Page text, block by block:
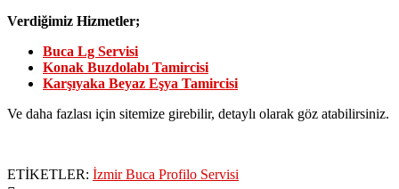
Verdiğimiz Hizmetler;
Buca Lg Servisi
Konak Buzdolabı Tamircisi
Karşıyaka Beyaz Eşya Tamircisi
Ve daha fazlası için sitemize girebilir, detaylı olarak göz atabilirsiniz.
ETİKETLER: İzmir Buca Profilo Servisi